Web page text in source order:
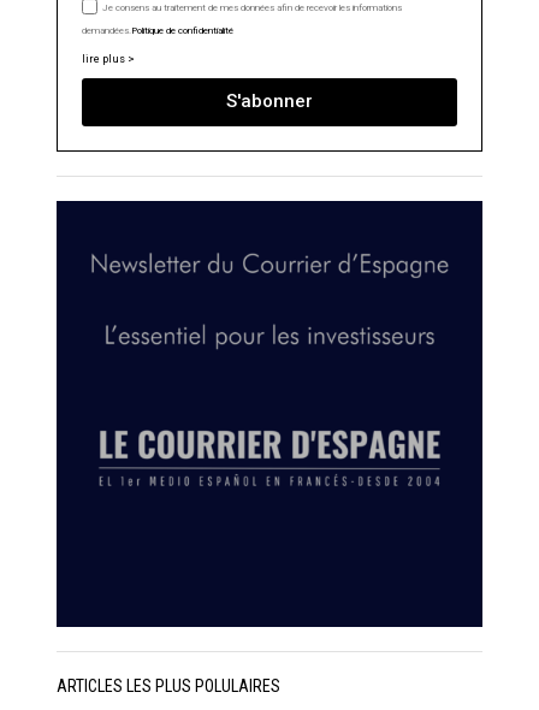
Je consens au traitement de mes données afin de recevoir les informations
demandées. Politique de confidentialité
lire plus >
S'abonner
ARTICLES LES PLUS POLULAIRES